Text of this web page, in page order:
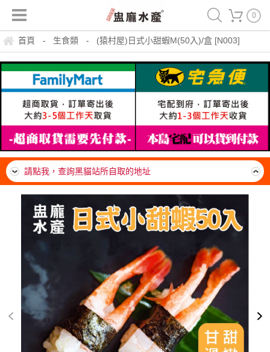
0
首頁 - 生食類 - (猿村屋)日式小甜蝦M(50入)/盒 [N003]
運費150，冷凍滿999免運一箱(20公斤內可裝材積、重量)
請點我，查詢黑貓站所自取的地址
*帶殼類海鮮注意*請流水沖退冰。隔水沖退。完全退冰軟掉
後，即可料理。熟了就可以吃，勿需一直煮，不要久煮。吃
了超美味。
離島無免運門檻，運費一律由貨運公司到府收款，每箱約
$300~400元
運費150，冷凍滿999免運一箱(20公斤內可裝材積、重量)
請點我，查詢黑貓站所自取的地址
*帶殼類海鮮注意*請流水沖退冰。隔水沖退。完全退冰軟掉
後，即可料理。熟了就可以吃，勿需一直煮，不要久煮。吃
了超美味。
離島無免運門檻，運費一律由貨運公司到府收款，每箱約
$300~400元